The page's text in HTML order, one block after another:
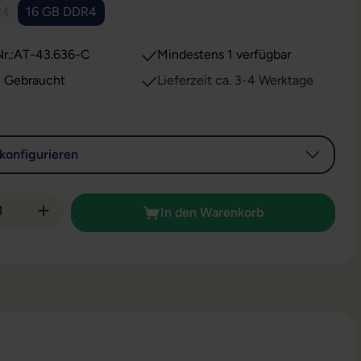
Option ist zurzeit nicht verfügbar.)
16 GB DDR4
AT-43.636-C
Gebraucht
Mindestens 1 verfügbar
Lieferzeit ca. 3-4 Werktage
Anzahl: Gib den gewünschten Wert ein
In den Warenkorb